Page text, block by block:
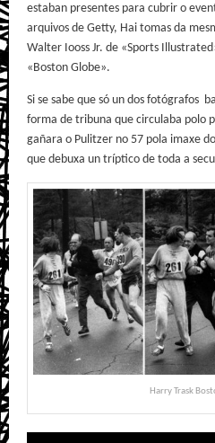
estaban presentes para cubrir o
arquivos de Getty, Hai tomas da
Walter Iooss Jr. de «Sports
«Boston Globe».
Si se sabe que só un dos fotógrafos
forma de tribuna que circulaba polo
gañara o Pulitzer no 57 pola imaxe
que debuxa un tríptico de toda a
Harry Trask